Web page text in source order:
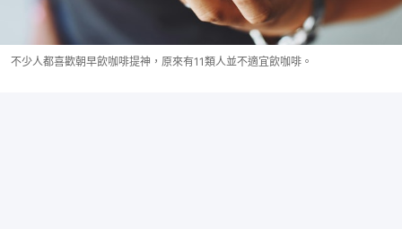
不少人都喜歡朝早飲咖啡提神，原來有11類人並不適宜飲咖啡。